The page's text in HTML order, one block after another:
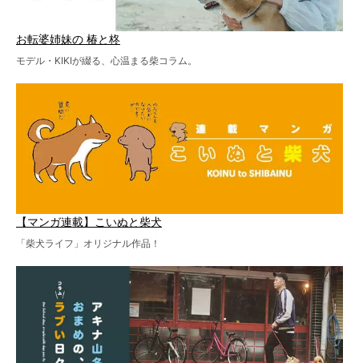
お転婆姉妹の 椿と柊
モデル・KIKIが綴る、心温まる柴コラム。
【マンガ連載】こいぬと柴犬
「柴犬ライフ」オリジナル作品！